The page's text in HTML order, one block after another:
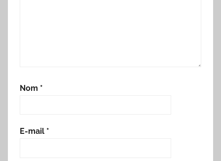
Nom *
E-mail *